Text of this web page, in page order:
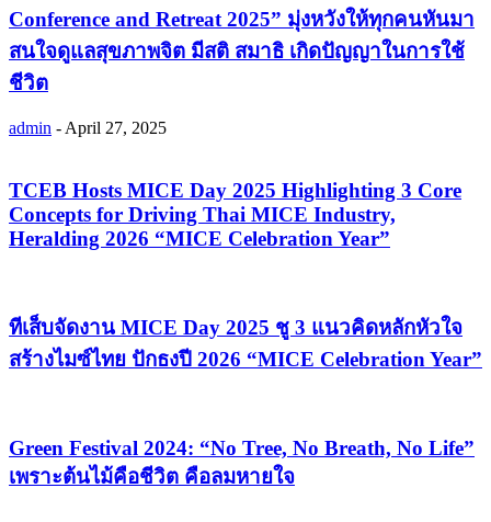
Conference and Retreat 2025” มุ่งหวังให้ทุกคนหันมา
สนใจดูแลสุขภาพจิต มีสติ สมาธิ เกิดปัญญาในการใช้
ชีวิต
admin - April 27, 2025
TCEB Hosts MICE Day 2025 Highlighting 3 Core
Concepts for Driving Thai MICE Industry,
Heralding 2026 “MICE Celebration Year”
ทีเส็บจัดงาน MICE Day 2025 ชู 3 แนวคิดหลักหัวใจ
สร้างไมซ์ไทย ปักธงปี 2026 “MICE Celebration Year”
Green Festival 2024: “No Tree, No Breath, No Life”
เพราะต้นไม้คือชีวิต คือลมหายใจ